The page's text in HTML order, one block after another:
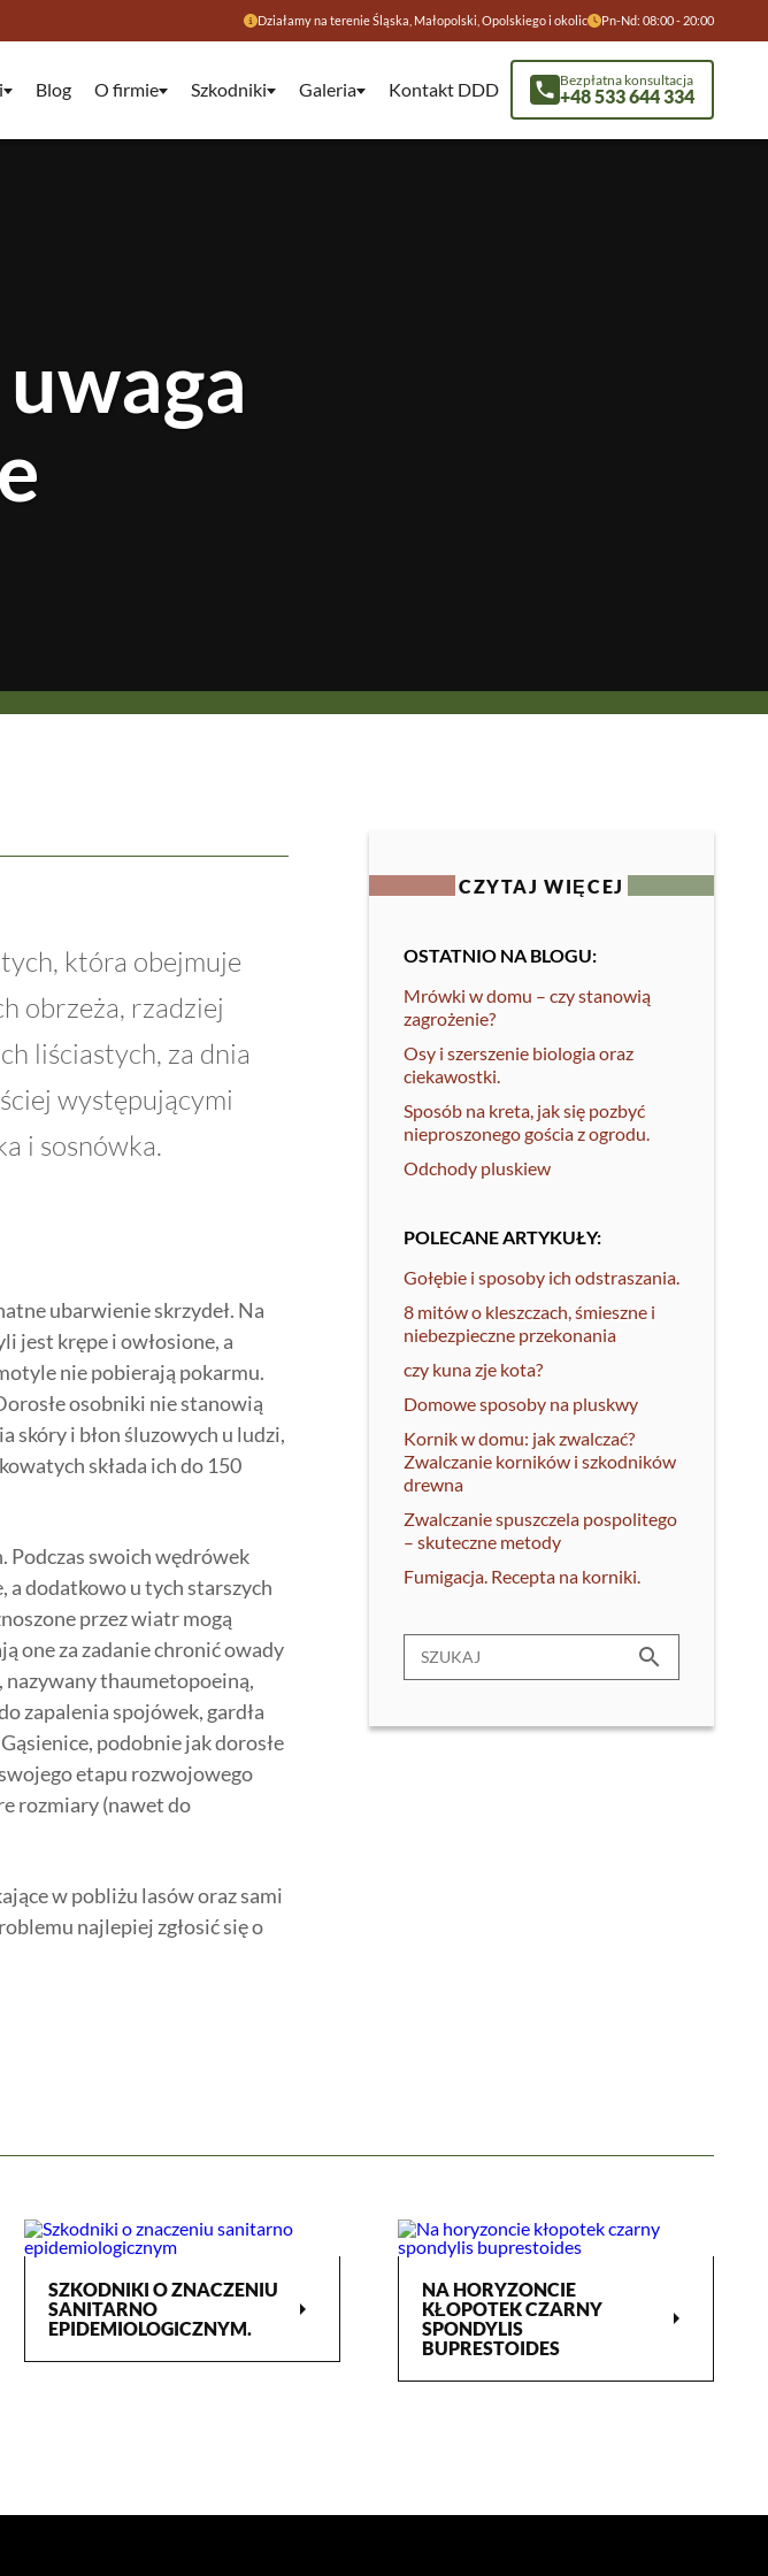
Działamy na terenie Śląska, Małopolski, Opolskiego i okolic Pn-Nd: 08:00 - 20:00
Blog O firmie Szkodniki Galeria Kontakt DDD Bezpłatna konsultacja
+48 533 644 334
która obejmuje
obrzeża, rzadziej
liściastych, za dnia
występującymi
i sosnówka.
ubarwienie skrzydeł. Na
jest krępe i owłosione, a
nie pobierają pokarmu.
osobniki nie stanowią
skóry i błon śluzowych u ludzi,
składa ich do 150
Podczas swoich wędrówek
a dodatkowo u tych starszych
przez wiatr mogą
one za zadanie chronić owady
nazywany thaumetopoeiną,
zapalenia spojówek, gardła
podobnie jak dorosłe
etapu rozwojowego
rozmiary (nawet do
w pobliżu lasów oraz sami
najlepiej zgłosić się o
CZYTAJ WIĘCEJ
OSTATNIO NA BLOGU:
Mrówki w domu – czy stanowią
zagrożenie?
Osy i szerszenie biologia oraz
ciekawostki.
Sposób na kreta, jak się pozbyć
nieproszonego gościa z ogrodu.
Odchody pluskiew
POLECANE ARTYKUŁY:
Gołębie i sposoby ich odstraszania.
8 mitów o kleszczach, śmieszne i
niebezpieczne przekonania
czy kuna zje kota?
Domowe sposoby na pluskwy
Kornik w domu: jak zwalczać?
Zwalczanie korników i szkodników
drewna
Zwalczanie spuszczela pospolitego
– skuteczne metody
Fumigacja. Recepta na korniki.
search
SZKODNIKI O ZNACZENIU
SANITARNO
EPIDEMIOLOGICZNYM.
arrow_right
NA HORYZONCIE
KŁOPOTEK CZARNY
SPONDYLIS
BUPRESTOIDES
arrow_right